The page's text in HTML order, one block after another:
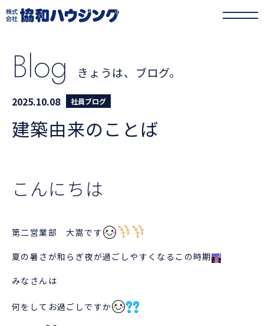
協和ハウジング >きょうは、ブログ。
Blog きょうは、ブログ。
2025.10.08 社員ブログ
建築由来のことば
こんにちは
第二営業部 大嵩です
夏の暑さが和らぎ夜が過ごしやすくなるこの時期
みなさんは
何をしてお過ごしですか